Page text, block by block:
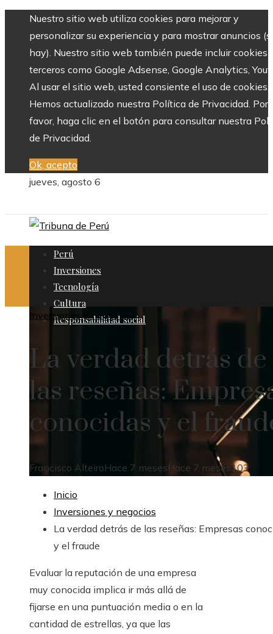
Nuestro sitio web utiliza cookies para mejorar y
personalizar su experiencia y para mostrar anuncios
hay). Nuestro sitio web también puede incluir cookies
terceros como Google Adsense, Google Analytics,
Al usar el sitio web, usted consiente el uso de cookies.
Hemos actualizado nuestra Política de Privacidad. Por
favor, haga clic en el botón para consultar nuestra
de Privacidad.
Ok, acepto
jueves, agosto 6
Perú
Inversiones
Tecnología
Cultura
Responsabilidad social
Inversiones y negocios
La verdad detrás de
las reseñas:
conocidas y el
Francisco AlteiroHace 7 mesesHace 7 meses103
Inicio
Inversiones y negocios
La verdad detrás de las reseñas: Empresas
y el fraude
Evaluar la reputación de una empresa
muy conocida implica ir más allá de
fijarse en una puntuación media o en la
cantidad de estrellas, ya que las